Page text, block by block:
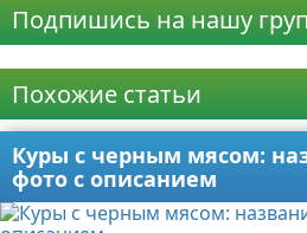
Подпишись на нашу
Похожие статьи
Куры с черным мясом:
фото с описанием